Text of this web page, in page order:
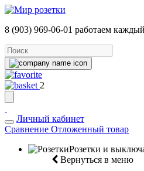
8 (903) 969-06-01 работаем
2
Личный кабинет
Сравнение Отложенный товар
Розетки и
Вернуться в меню